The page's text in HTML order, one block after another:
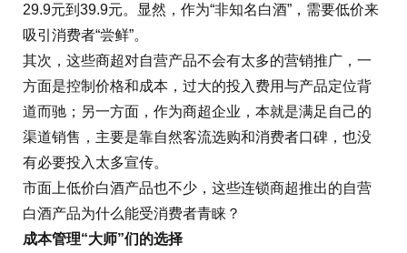
29.9元到39.9元。显然，作为“非知名白酒”，需要低价来
吸引消费者“尝鲜”。
其次，这些商超对自营产品不会有太多的营销推广，一
方面是控制价格和成本，过大的投入费用与产品定位背
道而驰；另一方面，作为商超企业，本就是满足自己的
渠道销售，主要是靠自然客流选购和消费者口碑，也没
有必要投入太多宣传。
市面上低价白酒产品也不少，这些连锁商超推出的自营
白酒产品为什么能受消费者青睐？
成本管理“大师”们的选择